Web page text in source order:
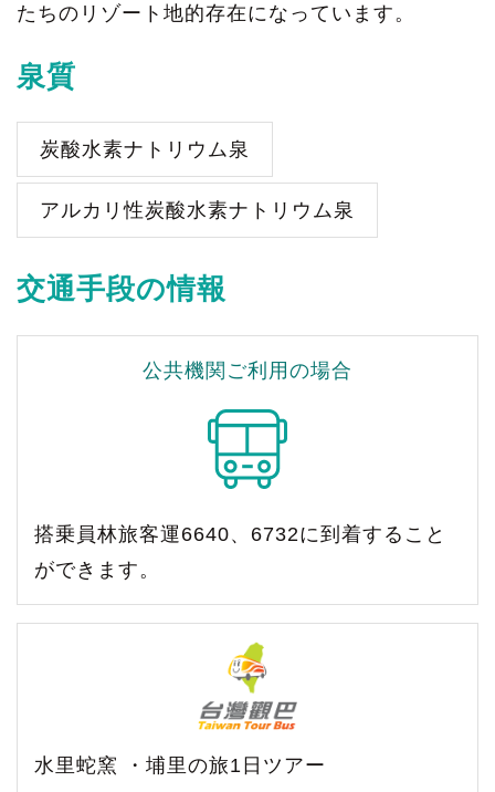
たちのリゾート地的存在になっています。
泉質
炭酸水素ナトリウム泉
アルカリ性炭酸水素ナトリウム泉
交通手段の情報
公共機関ご利用の場合
搭乗員林旅客運6640、6732に到着すること
ができます。
水里蛇窯 ・埔里の旅1日ツアー